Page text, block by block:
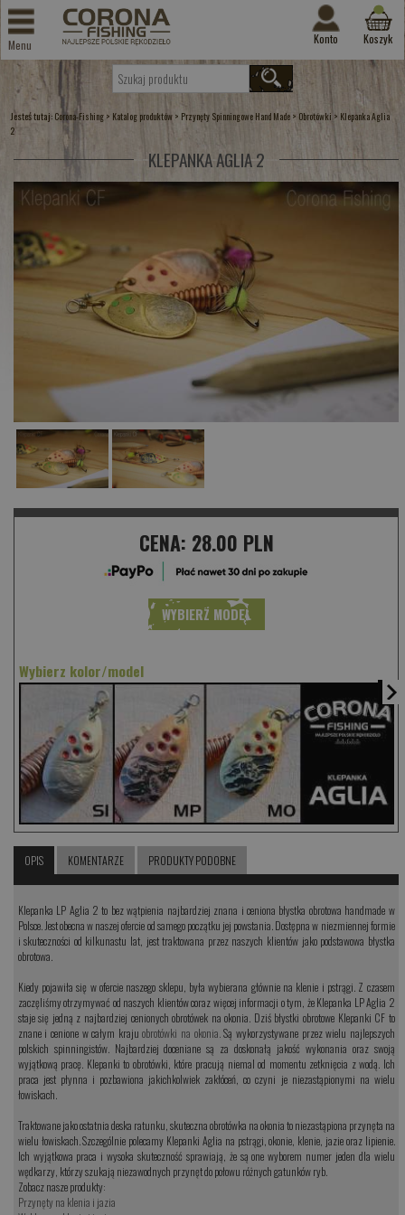
Menu Konto Koszyk
Jesteś tutaj: Corona-Fishing > Katalog produktów > Przynęty Spinningowe Hand Made > Obrotówki > Klepanka Aglia
2
KLEPANKA AGLIA 2
CENA: 28.00 PLN
WYBIERZ MODEL
Wybierz kolor/model
OPIS KOMENTARZE PRODUKTY PODOBNE
Klepanka LP Aglia 2 to bez wątpienia najbardziej znana i ceniona błystka obrotowa handmade w
Polsce. Jest obecna w naszej ofercie od samego początku jej powstania. Dostępna w niezmiennej formie
i skuteczności od kilkunastu lat, jest traktowana przez naszych klientów jako podstawowa błystka
obrotowa.
Kiedy pojawiła się w ofercie naszego sklepu, była wybierana głównie na klenie i pstrągi. Z czasem
zaczęliśmy otrzymywać od naszych klientów coraz więcej informacji o tym, że Klepanka LP Aglia 2
staje się jedną z najbardziej cenionych obrotówek na okonia. Dziś błystki obrotowe Klepanki CF to
znane i cenione w całym krajuobrotówki na okonia. Są wykorzystywane przez wielu najlepszych
polskich spinningistów. Najbardziej doceniane są za doskonałą jakość wykonania oraz swoją
wyjątkową pracę. Klepanki to obrotówki, które pracują niemal od momentu zetknięcia z wodą. Ich
praca jest płynna i pozbawiona jakichkolwiek zakłóceń, co czyni je niezastąpionymi na wielu
łowiskach.
Traktowane jako ostatnia deska ratunku, skuteczna obrotówka na okonia to niezastąpiona przynęta na
wielu łowiskach. Szczególnie polecamy Klepanki Aglia na pstrągi, okonie, klenie, jazie oraz lipienie.
Ich wyjątkowa praca i wysoka skuteczność sprawiają, że są one wyborem numer jeden dla wielu
wędkarzy, którzy szukają niezawodnych przynęt do połowu różnych gatunków ryb.
Zobacz nasze produkty:
Przynęty na klenia i jazia